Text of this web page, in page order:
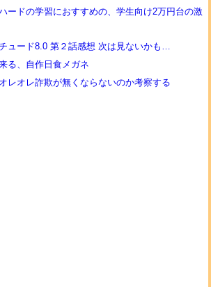
ードの学習におすすめの、学生向け2万円台の激
ュード8.0 第２話感想 次は見ないかも…
る、自作日食メガネ
レオレ詐欺が無くならないのか考察する